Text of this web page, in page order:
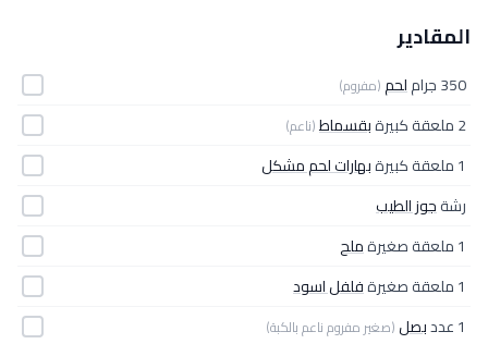
المقادير
350 جرام لحم(مفروم)
2 ملعقة كبيرة بقسماط(ناعم)
1 ملعقة كبيرة
بهارات لحم مشكل
رشةجوز الطيب
1 ملعقة صغيرة
ملح
1 ملعقة صغيرة
فلفل اسود
1 عدد
بصل(صغير مفروم ناعم بالكبة)